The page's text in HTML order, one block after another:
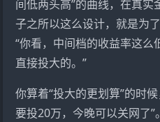
间低两头高”的曲线，在真
子之所以这么设计，就是为
“你看，中间档的收益率这
直接投大的。”
你算着“投大的更划算”的时
要投20万，今晚可以关网了”